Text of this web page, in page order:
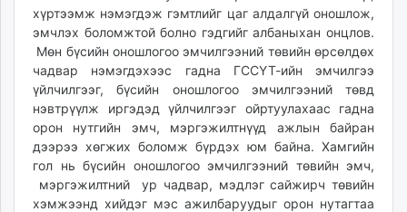
хүртээмж нэмэгдэж гэмтлийг цаг алдалгүй оношлож,
эмчлэх боломжтой болно гэдгийг албаныхан онцлов.
Мөн бүсийн оношлогоо эмчилгээний төвийн өрсөлдөх
чадвар нэмэгдэхээс гадна ГССҮТ-ийн эмчилгээ
үйлчилгээг, бүсийн оношлогоо эмчилгээний төвд
нэвтрүүлж иргэдэд үйлчилгээг ойртуулахаас гадна
орон нутгийн эмч, мэргэжилтнүүд ажлын байран
дээрээ хөгжих боломж бүрдэх юм байна. Хамгийн
гол нь бүсийн оношлогоо эмчилгээний төвийн эмч,
мэргэжилтний ур чадвар, мэдлэг сайжирч төвийн
хэмжээнд хийдэг мэс ажилбаруудыг орон нутагтаа